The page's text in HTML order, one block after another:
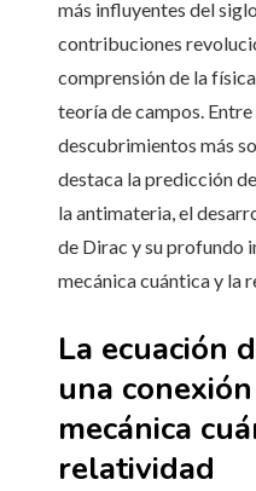
más influyentes del
contribuciones
comprensión de la
teoría de campos. Entre
descubrimientos más
destaca la predicción
la antimateria, el
de Dirac y su profundo
mecánica cuántica y la
La ecuación
una
mecánica
relatividad